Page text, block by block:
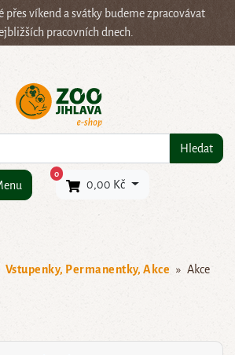
přes víkend a svátky budeme zpracovávat
pracovních dnech.
Hledat
0×
0,00 Kč
Vstupenky, Permanentky, Akce Akce